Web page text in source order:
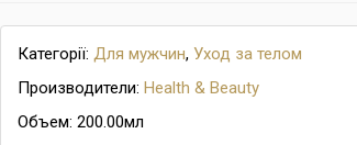
Категорії: Для мужчин, Уход за телом
Производители: Health & Beauty
Объем: 200.00мл